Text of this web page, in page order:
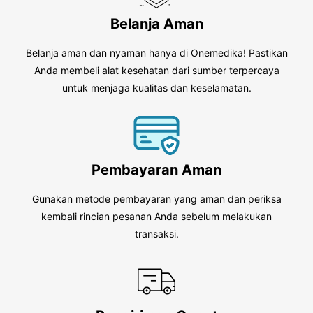
Belanja Aman
Belanja aman dan nyaman hanya di Onemedika! Pastikan
Anda membeli alat kesehatan dari sumber terpercaya
untuk menjaga kualitas dan keselamatan.
Pembayaran Aman
Gunakan metode pembayaran yang aman dan periksa
kembali rincian pesanan Anda sebelum melakukan
transaksi.